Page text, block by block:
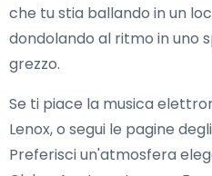
che tu stia ballando in un
dondolando al ritmo in uno
grezzo.
Se ti piace la musica
Lenox, o segui le pagine
Preferisci un'atmosfera